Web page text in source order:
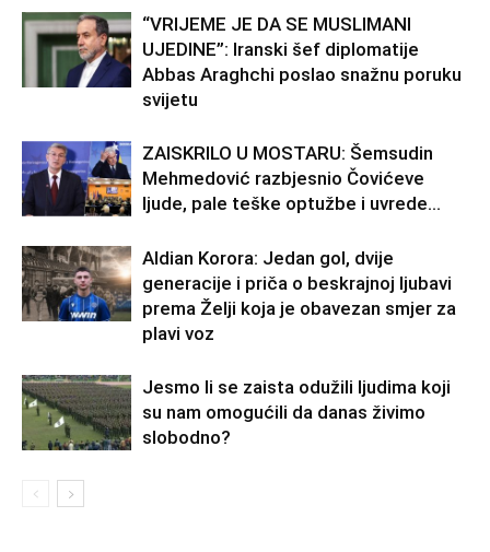
“VRIJEME JE DA SE MUSLIMANI
UJEDINE”: Iranski šef diplomatije
Abbas Araghchi poslao snažnu poruku
svijetu
ZAISKRILO U MOSTARU: Šemsudin
Mehmedović razbjesnio Čovićeve
ljude, pale teške optužbe i uvrede…
Aldian Korora: Jedan gol, dvije
generacije i priča o beskrajnoj ljubavi
prema Želji koja je obavezan smjer za
plavi voz
Jesmo li se zaista odužili ljudima koji
su nam omogućili da danas živimo
slobodno?